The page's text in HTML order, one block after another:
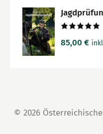
mit5.00
85,00 €
© 2026